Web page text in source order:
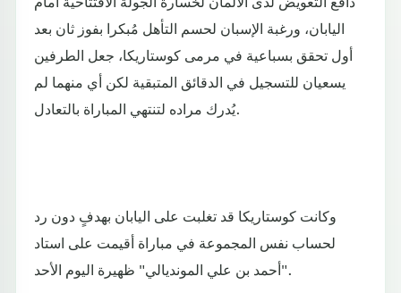
اليابان، ورغبة الإسبان لحسم التأهل مُبكرا بفوز ثان بعد
أول تحقق بسباعية في مرمى كوستاريكا، جعل الطرفين
يسعيان للتسجيل في الدقائق المتبقية لكن أي منهما لم
يُدرك مراده لتنتهي المباراة بالتعادل.
وكانت كوستاريكا قد تغلبت على اليابان بهدفٍ دون رد
لحساب نفس المجموعة في مباراة أقيمت على استاد
"أحمد بن علي المونديالي" ظهيرة اليوم الأحد.